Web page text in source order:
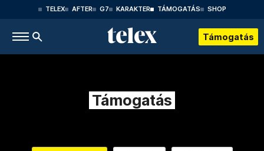
TELEX AFTER G7 KARAKTER TÁMOGATÁS SHOP
Támogatás
Támogatás